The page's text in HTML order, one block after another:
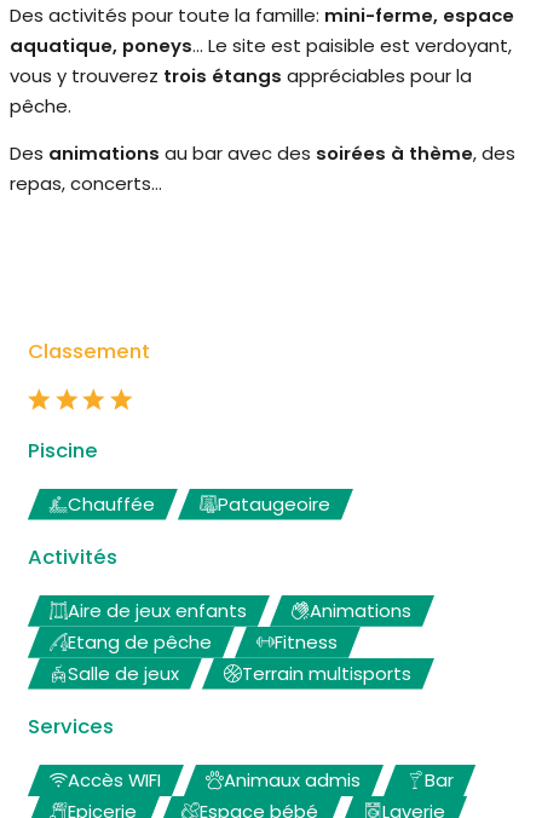
Des activités pour toute la famille: mini-ferme, espace
aquatique, poneys… Le site est paisible est verdoyant,
vous y trouverez trois étangs appréciables pour la
pêche.
Des animations au bar avec des soirées à thème, des
repas, concerts…
Classement
Piscine
Chauffée Pataugeoire
Activités
Aire de jeux enfants
Animations
Etang de pêche
Fitness
Salle de jeux
Terrain multisports
Services
Accès WIFI Animaux admis
Bar
Epicerie
Espace bébé
Laverie